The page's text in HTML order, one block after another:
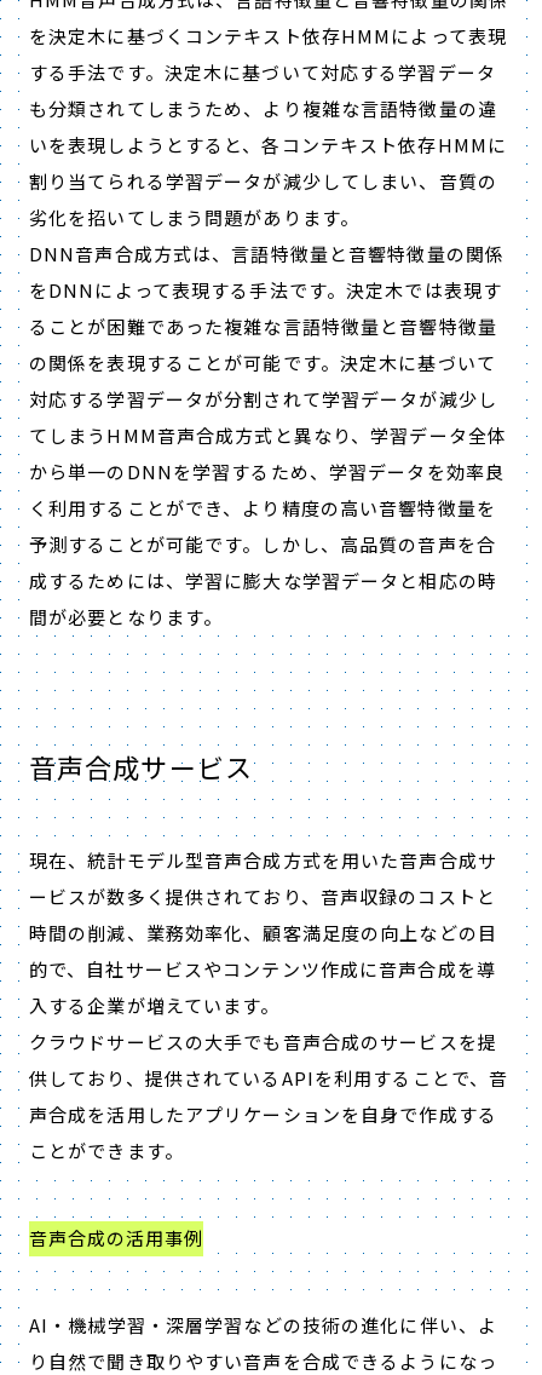
を決定木に基づくコンテキスト依存HMMによって表現
する手法です。決定木に基づいて対応する学習データ
も分類されてしまうため、より複雑な言語特徴量の違
いを表現しようとすると、各コンテキスト依存HMMに
割り当てられる学習データが減少してしまい、音質の
劣化を招いてしまう問題があります。
DNN音声合成方式は、言語特徴量と音響特徴量の関係
をDNNによって表現する手法です。決定木では表現す
ることが困難であった複雑な言語特徴量と音響特徴量
の関係を表現することが可能です。決定木に基づいて
対応する学習データが分割されて学習データが減少し
てしまうHMM音声合成方式と異なり、学習データ全体
から単一のDNNを学習するため、学習データを効率良
く利用することができ、より精度の高い音響特徴量を
予測することが可能です。しかし、高品質の音声を合
成するためには、学習に膨大な学習データと相応の時
間が必要となります。
音声合成サービス
現在、統計モデル型音声合成方式を用いた音声合成サ
ービスが数多く提供されており、音声収録のコストと
時間の削減、業務効率化、顧客満足度の向上などの目
的で、自社サービスやコンテンツ作成に音声合成を導
入する企業が増えています。
クラウドサービスの大手でも音声合成のサービスを提
供しており、提供されているAPIを利用することで、音
声合成を活用したアプリケーションを自身で作成する
ことができます。
音声合成の活用事例
AI・機械学習・深層学習などの技術の進化に伴い、よ
り自然で聞き取りやすい音声を合成できるようになっ